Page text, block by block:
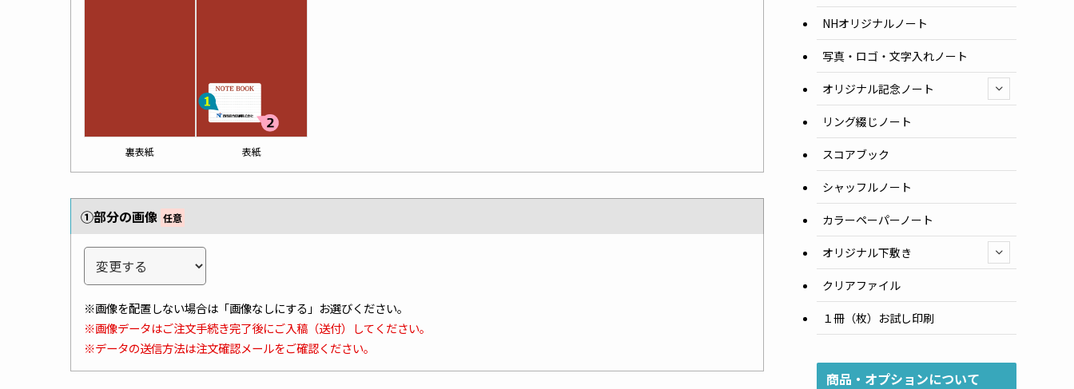
裏表紙 表紙
①部分の画像 任意
※画像を配置しない場合は「画像なしにする」お選びください。
※画像データはご注文手続き完了後にご入稿（送付）してください。
※データの送信方法は注文確認メールをご確認ください。
NHオリジナルノート
写真・ロゴ・文字入れノート
オリジナル記念ノート
リング綴じノート
スコアブック
シャッフルノート
カラーペーパーノート
オリジナル下敷き
クリアファイル
１冊（枚）お試し印刷
商品・オプションについて